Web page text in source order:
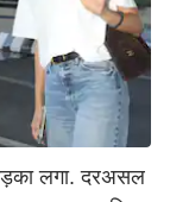
लगा. दरअसल